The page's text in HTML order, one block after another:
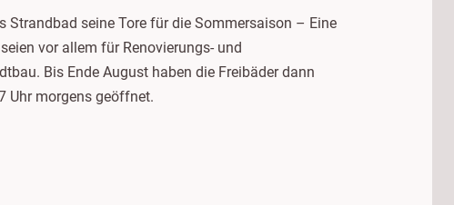
seine Tore für die Sommersaison – Eine
vor allem für Renovierungs- und
Bis Ende August haben die Freibäder dann
Uhr morgens geöffnet.